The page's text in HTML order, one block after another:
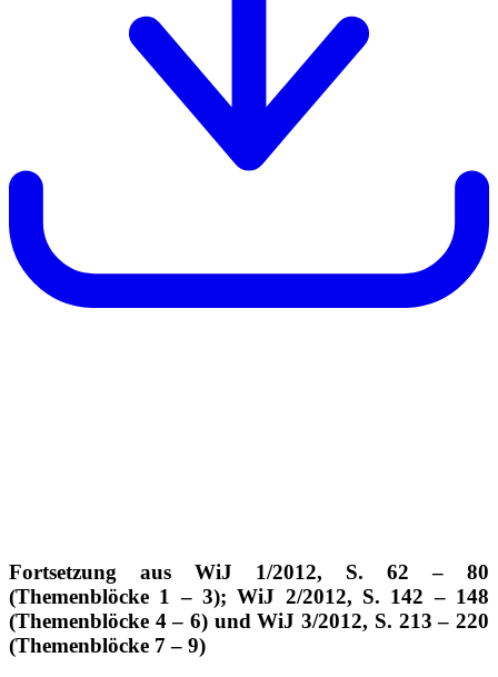
Fortsetzung aus WiJ 1/2012, S. 62 – 80
(Themenblöcke 1 – 3); WiJ 2/2012, S. 142 – 148
(Themenblöcke 4 – 6) und WiJ 3/2012, S. 213 – 220
(Themenblöcke 7 – 9)